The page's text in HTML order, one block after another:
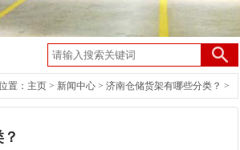
置： 主页 > 新闻中心 > 济南仓储货架有哪些分类？ >